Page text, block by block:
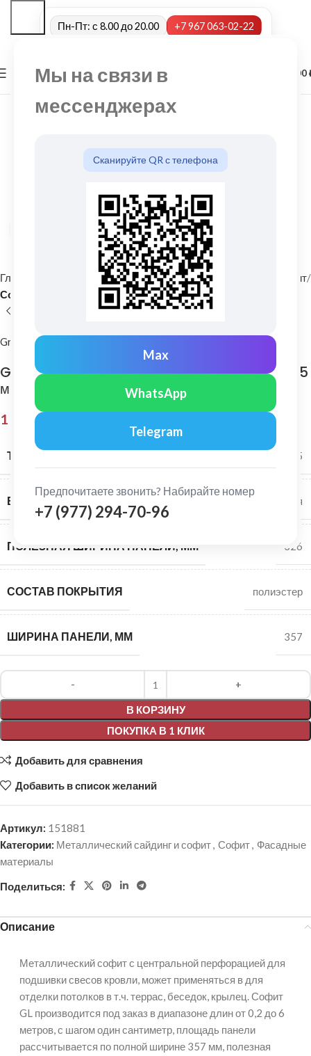
Мы на связи в
мессенджерах
Сканируйте QR с телефона
Max
WhatsApp
Telegram
Предпочитаете звонить? Набирайте номер
+7 (977) 294-70-96
Пн-Пт: с 8.00 до 20.00 +7 967 063-02-22
МЕНЮ 0,00
Нажмите, чтобы увеличить
Главная Фасадные материалы Металлический сайдинг и софит
Софит
Grand Line
Grand Line: Софит центр. перфорация Pe 0,45
мм Ral 5005
1 034,00
ТОЛЩИНА МЕТАЛЛА 0,45
ВИД ПОВЕРХНОСТИ глянцевая
ПОЛЕЗНАЯ ШИРИНА ПАНЕЛИ, ММ 326
СОСТАВ ПОКРЫТИЯ полиэстер
ШИРИНА ПАНЕЛИ, ММ 357
В КОРЗИНУ
ПОКУПКА В 1 КЛИК
Alternative:
Добавить для сравнения
Добавить в список желаний
Артикул: 151881
Категории: Металлический сайдинг и софит, Софит, Фасадные
материалы
Поделиться:
Описание
Металлический софит с центральной перфорацией для
подшивки свесов кровли, может применяться в для
отделки потолков в т.ч. террас, беседок, крылец. Софит
GL производится под заказ в диапазоне длин от 0,2 до 6
метров, с шагом один сантиметр, площадь панели
рассчитывается по полной ширине 357 мм, полезная